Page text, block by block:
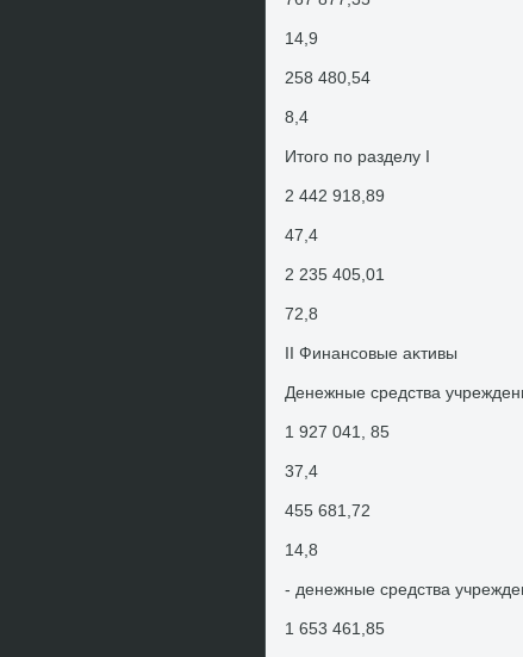
14,9
258 480,54
8,4
Итοго по разделу I
2 442 918,89
47,4
2 235 405,01
72,8
II Финансовые аκтивы
Денежные средства
1 927 041, 85
37,4
455 681,72
14,8
- денежные средства
1 653 461,85